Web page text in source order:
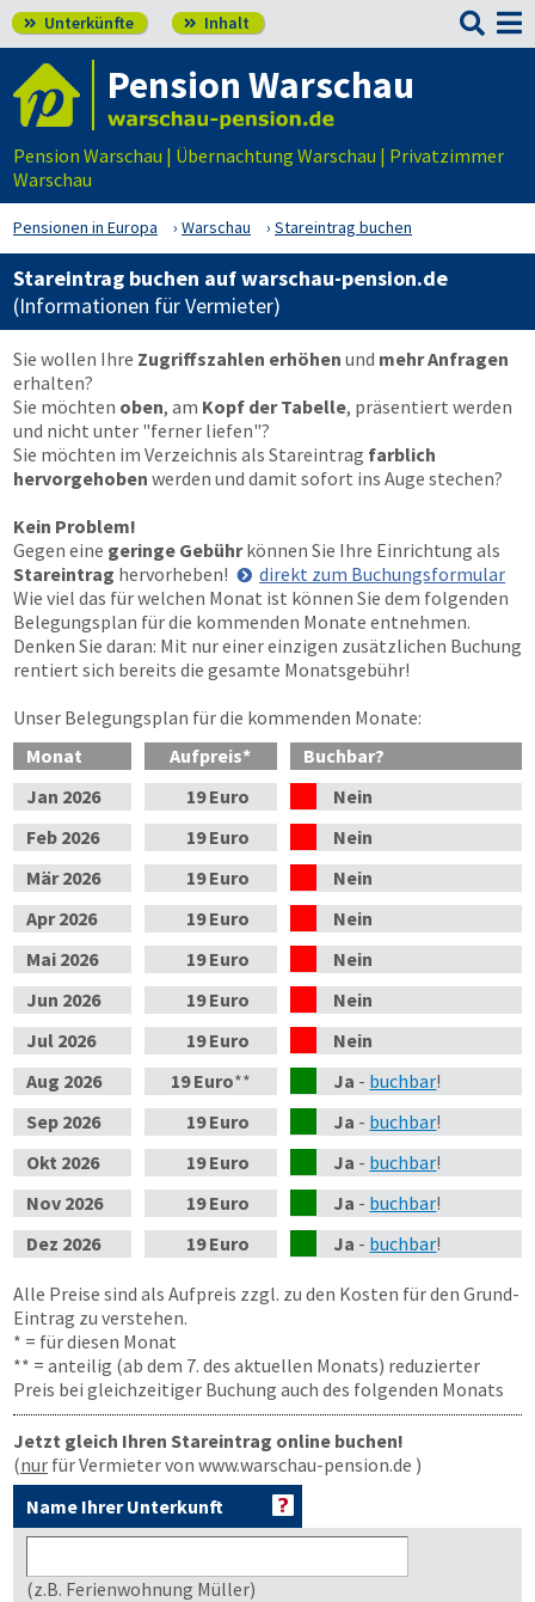
 Unterkünfte  Inhalt 
Pension Warschau
Pension Warschau | Übernachtung Warschau | Privatzimmer
Warschau
Pensionen in Europa Warschau Stareintrag buchen
Stareintrag buchen auf warschau-pension.de
(Informationen für Vermieter)
Sie wollen Ihre Zugriffszahlen erhöhen und mehr Anfragen
erhalten?
Sie möchten oben, am Kopf der Tabelle, präsentiert werden
und nicht unter "ferner liefen"?
Sie möchten im Verzeichnis als Stareintrag farblich
hervorgehoben werden und damit sofort ins Auge stechen?
Kein Problem!
Gegen eine geringe Gebührkönnen Sie Ihre Einrichtung als
Stareintrag hervorheben!
direkt zum Buchungsformular
Wie viel das für welchen Monat ist können Sie dem folgenden
Belegungsplan für die kommenden Monate entnehmen.
Denken Sie daran: Mit nur einer einzigen zusätzlichen Buchung
rentiert sich bereits die gesamte Monatsgebühr!
Unser Belegungsplan für die kommenden Monate:
Monat
Aufpreis*
Buchbar?
Jan 2026 19 Euro
Nein
Feb 2026 19 Euro
Nein
Mär2026 19 Euro
Nein
Apr2026 19 Euro
Nein
Mai 2026 19 Euro
Nein
Jun 2026 19 Euro
Nein
Jul 2026 19 Euro
Nein
Aug 2026 19 Euro** Ja - buchbar!
Sep 2026 19 Euro Ja - buchbar!
Okt 2026 19 Euro Ja - buchbar!
Nov 2026 19 Euro Ja - buchbar!
Dez 2026 19 Euro Ja - buchbar!
Alle Preise sind als Aufpreis zzgl. zu den Kosten für den Grund-
Eintrag zu verstehen.
* = für diesen Monat
** = anteilig (ab dem 7. des aktuellen Monats) reduzierter
Preis bei gleichzeitiger Buchung auch des folgenden Monats
Jetzt gleich Ihren Stareintrag online buchen!
(nur für Vermieter von www.warschau-pension.de )
Name Ihrer Unterkunft
(z.B. Ferienwohnung Müller)